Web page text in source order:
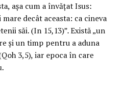
așa cum a învățat Isus:
decât aceasta: ca cineva
săi. (In 15,13)”. Există „un
și un timp pentru a aduna
3,5), iar epoca în care